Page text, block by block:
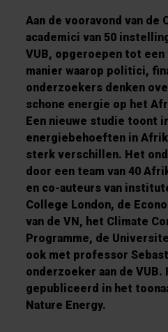
Aan de vooravond van de
academici van 50
VUB, opgeroepen tot
manier waarop politici,
onderzoekers denken
schone energie op het
Een nieuwe studie toont
energiebehoeften in
sterk verschillen. Het
door een team van 40
en co-auteurs van
College London, de
van de VN, het Climate
Programme, de
ook met professor
onderzoeker aan de VUB.
gepubliceerd in het
Nature Energy.